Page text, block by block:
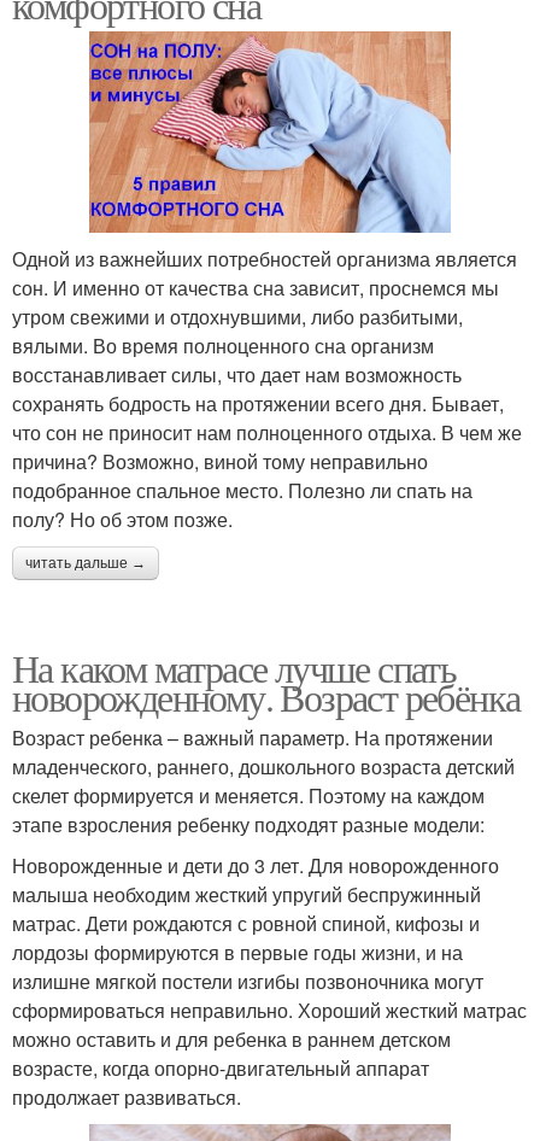
Одной из важнейших потребностей организма является
сон. И именно от качества сна зависит, проснемся мы
утром свежими и отдохнувшими, либо разбитыми,
вялыми. Во время полноценного сна организм
восстанавливает силы, что дает нам возможность
сохранять бодрость на протяжении всего дня. Бывает,
что сон не приносит нам полноценного отдыха. В чем же
причина? Возможно, виной тому неправильно
подобранное спальное место. Полезно ли спать на
полу? Но об этом позже.
читать дальше →
На каком матрасе лучше спать
новорожденному. Возраст ребёнка
Возраст ребенка – важный параметр. На протяжении
младенческого, раннего, дошкольного возраста детский
скелет формируется и меняется. Поэтому на каждом
этапе взросления ребенку подходят разные модели:
Новорожденные и дети до 3 лет. Для новорожденного
малыша необходим жесткий упругий беспружинный
матрас. Дети рождаются с ровной спиной, кифозы и
лордозы формируются в первые годы жизни, и на
излишне мягкой постели изгибы позвоночника могут
сформироваться неправильно. Хороший жесткий матрас
можно оставить и для ребенка в раннем детском
возрасте, когда опорно-двигательный аппарат
продолжает развиваться.